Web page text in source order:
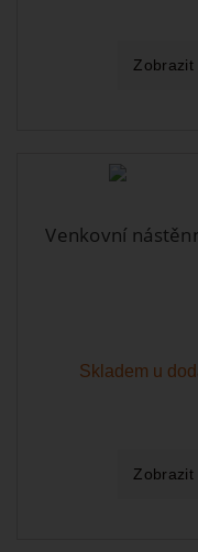
Zobrazit
Venkovní
Skladem u
Zobrazit